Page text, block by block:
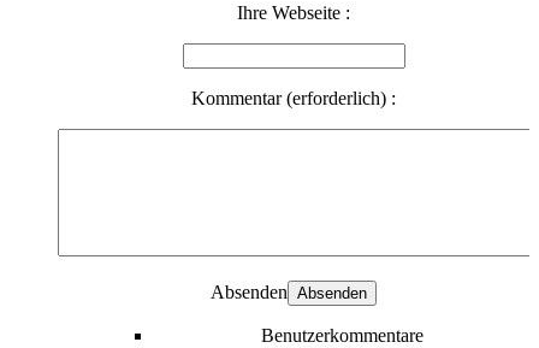
Ihre Webseite :
Kommentar (erforderlich) :
Absenden
Benutzerkommentare